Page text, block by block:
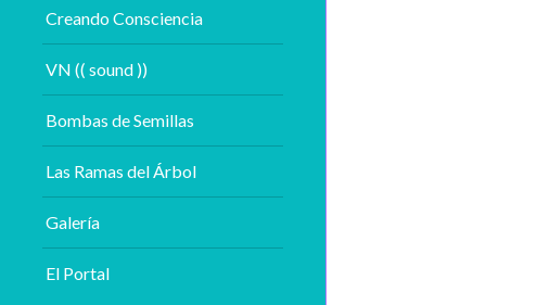
Creando Consciencia
VN (( sound ))
Bombas de Semillas
Las Ramas del Árbol
Galería
El Portal